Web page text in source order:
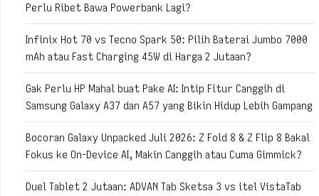
Perlu Ribet Bawa Powerbank Lagi?
Infinix Hot 70 vs Tecno Spark 50: Pilih Baterai Jumbo 7000
mAh atau Fast Charging 45W di Harga 2 Jutaan?
Gak Perlu HP Mahal buat Pake AI: Intip Fitur Canggih di
Samsung Galaxy A37 dan A57 yang Bikin Hidup Lebih Gampang
Bocoran Galaxy Unpacked Juli 2026: Z Fold 8 & Z Flip 8 Bakal
Fokus ke On-Device AI, Makin Canggih atau Cuma Gimmick?
Duel Tablet 2 Jutaan: ADVAN Tab Sketsa 3 vs itel VistaTab